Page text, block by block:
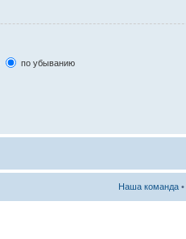
по убыванию
Наша команда •